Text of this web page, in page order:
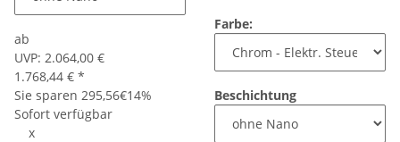
ab
UVP: 2.064,00 €
1.768,44 € *
Sie sparen 295,56€14%
Sofort verfügbar
x
Farbe:
Beschichtung